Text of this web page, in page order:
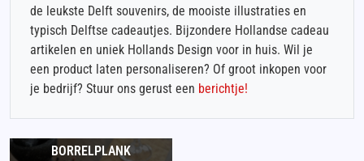
de leukste Delft souvenirs, de mooiste illustraties en
typisch Delftse cadeautjes. Bijzondere Hollandse cadeau
artikelen en uniek Hollands Design voor in huis. Wil je
een product laten personaliseren? Of groot inkopen voor
je bedrijf? Stuur ons gerust een berichtje!
BORRELPLANK